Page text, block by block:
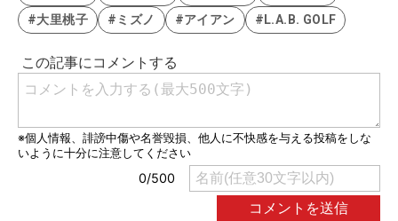
#大里桃子
#ミズノ #アイアン #L.A.B. GOLF